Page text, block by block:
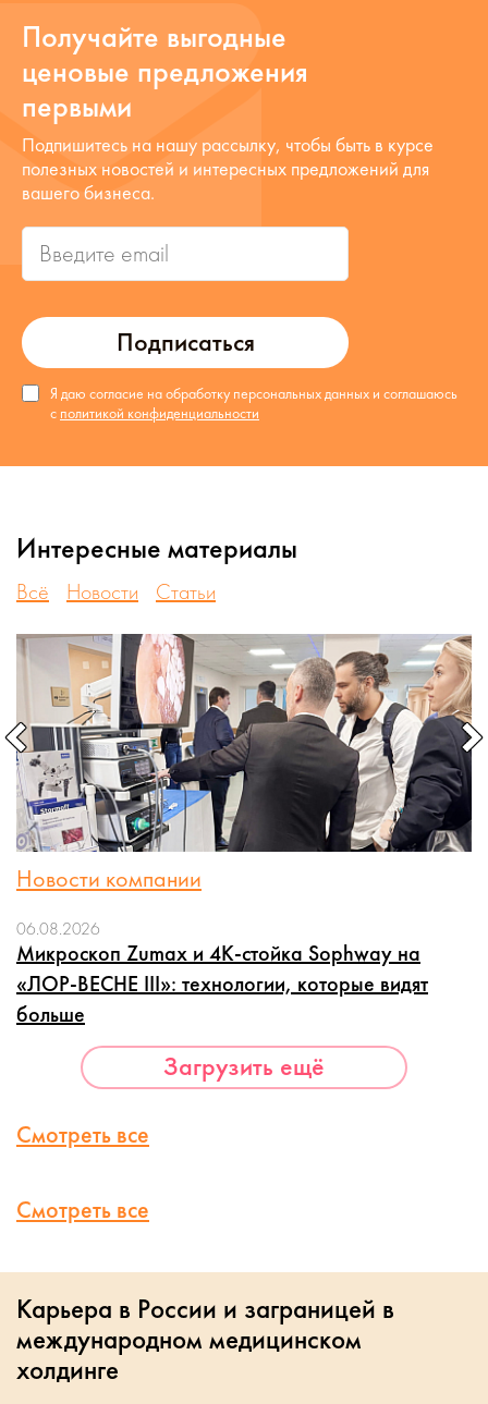
Получайте выгодные
ценовые предложения
первыми
Подписаться
Я даю согласие на обработку персональных данных и соглашаюсь
с политикой конфиденциальности
Подпишитесь на нашу рассылку, чтобы быть в курсе
полезных новостей и интересных предложений для
вашего бизнеса.
Интересные материалы
Всё Новости Статьи
Новости компании
06.08.2026
Микроскоп Zumax и 4K-стойка Sophway на
«ЛОР-ВЕСНЕ III»: технологии, которые видят
больше
Загрузить ещё
Смотреть все
Смотреть все
Карьера в России и заграницей в
международном медицинском
холдинге